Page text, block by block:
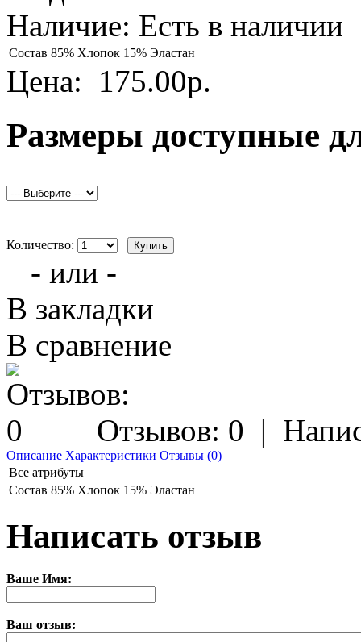
Наличие: Есть в наличии
Состав 85% Хлопок 15% Эластан
Цена: 175.00р.
Размеры доступные
Количество:
- или -
В закладки
В сравнение
Отзывов: 0 |
Описание Характеристики Отзывы (0)
Все атрибуты
Состав 85% Хлопок 15% Эластан
Написать отзыв
Ваше Имя:
Ваш отзыв: